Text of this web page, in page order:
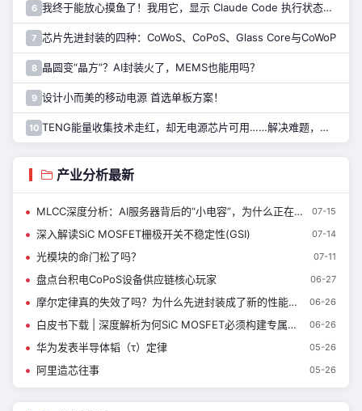
6 我终于能放心摸鱼了！我用它，显示 Claude Code 执行状态……
7 芯片先进封装的四种：CoWoS、CoPoS、Glass Core与CoWoP
8 晶圆变“晶方”？AI封装火了，MEMS也能用吗？
9 设计小而美的移动电源 首选单板方案！
10 TENG能量收集技术走红，却无电源芯片可用……解决难题，只需一招！
产业分析最新
MLCC深度分析：AI服务器背后的“小电容”，为什么正在被重新定价？ 07-15
深入解读SiC MOSFET栅极开关不稳定性(GSI) 07-14
光模块的命门松了吗？ 07-11
盘点台积电CoPoS设备供应链核心玩家 06-27
摩尔定律真的失效了吗？为什么先进封装成了新的性能杠杆？ 06-26
白皮书下载 | 深度解析为何SiC MOSFET必须构建专属可靠性验证方法？ 06-26
华为发表半导体韬（τ）定律 05-26
阿里造芯往事 05-26